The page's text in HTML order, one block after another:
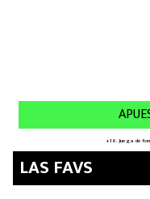
LAS FAVS